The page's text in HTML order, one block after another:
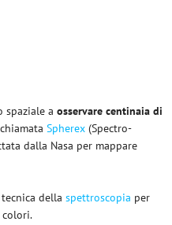
spaziale aosservare centinaia di
Spherex (Spectro-
dalla Nasa per mappare
tecnica dellaspettroscopia per